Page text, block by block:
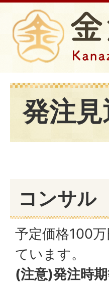
発注
コンサル
予定価格100
ています。
(注意)発注時